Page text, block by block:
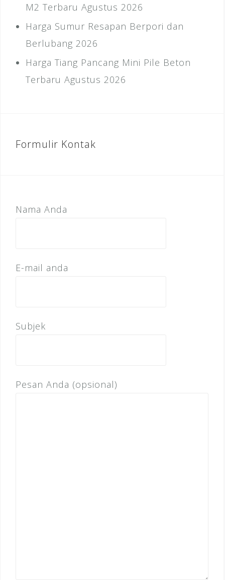
M2 Terbaru Agustus 2026
Harga Sumur Resapan Berpori dan
Berlubang 2026
Harga Tiang Pancang Mini Pile Beton
Terbaru Agustus 2026
Formulir Kontak
Nama Anda
E-mail anda
Subjek
Pesan Anda (opsional)